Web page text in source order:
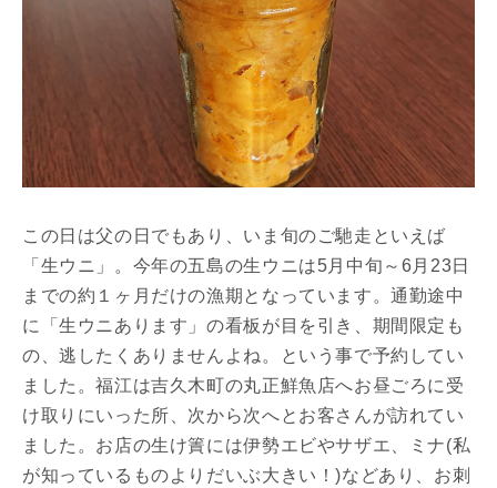
この日は父の日でもあり、いま旬のご馳走といえば
「生ウニ」。今年の五島の生ウニは5月中旬～6月23日
までの約１ヶ月だけの漁期となっています。通勤途中
に「生ウニあります」の看板が目を引き、期間限定も
の、逃したくありませんよね。という事で予約してい
ました。福江は吉久木町の丸正鮮魚店へお昼ごろに受
け取りにいった所、次から次へとお客さんが訪れてい
ました。お店の生け簀には伊勢エビやサザエ、ミナ(私
が知っているものよりだいぶ大きい！)などあり、お刺